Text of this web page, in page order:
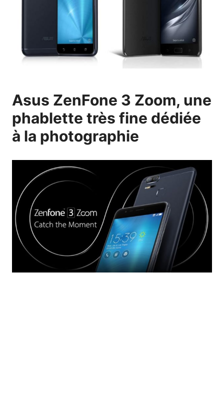
Asus ZenFone 3 Zoom, une
phablette très fine dédiée
à la photographie